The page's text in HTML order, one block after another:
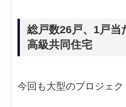
総戸数26戸、1戸当
高級共同住宅
今回も大型のプロジェク